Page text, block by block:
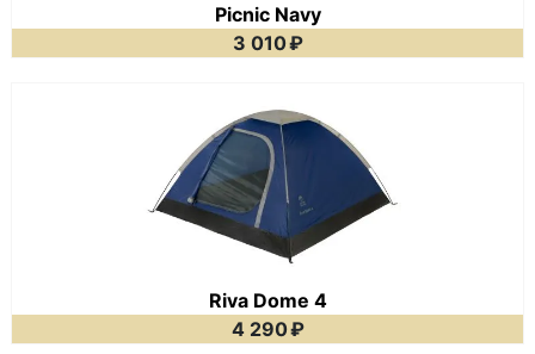
Picnic Navy
3 010₽
Riva Dome 4
4 290₽